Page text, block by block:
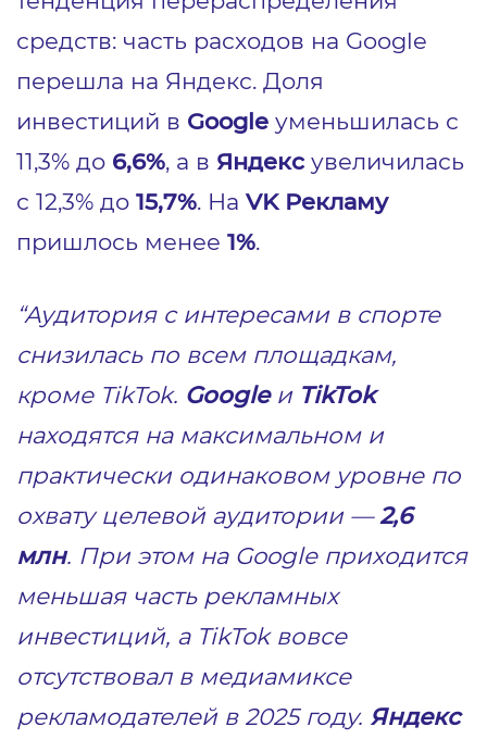
средств: часть расходов на Google
перешла на Яндекс. Доля
инвестиций в Google уменьшилась с
11,3% до 6,6%, а в Яндексувеличилась
с 12,3% до 15,7%. На VK Рекламу
пришлось менее 1%.
“Аудитория с интересами в спорте
снизилась по всем площадкам,
кроме TikTok. Googleи TikTok
находятся на максимальном и
практически одинаковом уровне по
охвату целевой аудитории —2,6
млн. При этом на Google приходится
меньшая часть рекламных
инвестиций, а TikTok вовсе
отсутствовал в медиамиксе
рекламодателей в 2025 году. Яндекс